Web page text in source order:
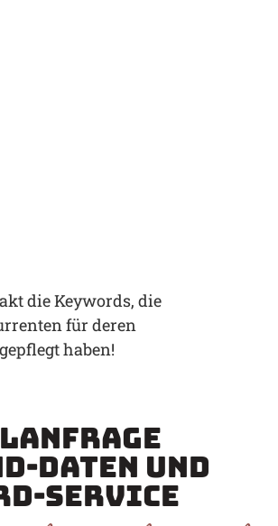
die Keywords, die
für deren
haben!
Daten und
Service